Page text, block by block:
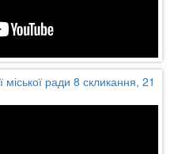
міської ради 8 скликання, 21